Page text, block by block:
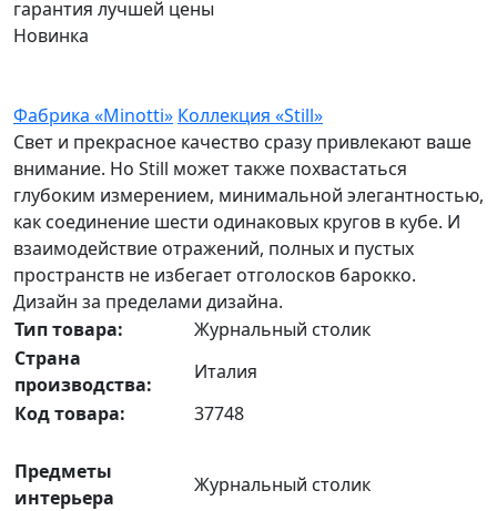
гарантия лучшей цены
Новинка
Фабрика «Minotti» Коллекция «Still»
Свет и прекрасное качество сразу привлекают ваше
внимание. Но Still может также похвастаться
глубоким измерением, минимальной элегантностью,
как соединение шести одинаковых кругов в кубе. И
взаимодействие отражений, полных и пустых
пространств не избегает отголосков барокко.
Дизайн за пределами дизайна.
Тип товара:
Журнальный столик
Страна
производства:
Италия
Код товара:
37748
Предметы
интерьера
Журнальный столик